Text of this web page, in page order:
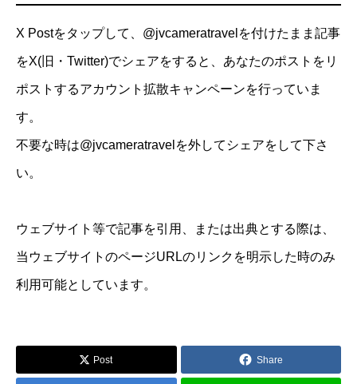
X Postをタップして、@jvcameratravelを付けたまま記事
をX(旧・Twitter)でシェアをすると、あなたのポストをリ
ポストするアカウント拡散キャンペーンを行っていま
す。
不要な時は@jvcameratravelを外してシェアをして下さ
い。
ウェブサイト等で記事を引用、または出典とする際は、
当ウェブサイトのページURLのリンクを明示した時のみ
利用可能としています。
Post Share